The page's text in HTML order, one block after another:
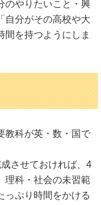
のやりたいこと・興
自分がその高校や大
間を持つようにしま
教科が英・数・国で
させておければ、4
理科・社会の未習範
っぷり時間をかける